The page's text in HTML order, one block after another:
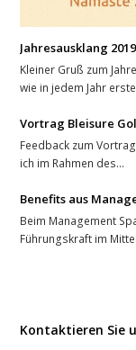
Jahresausklang 2019
Kleiner Gruß zum
wie in jedem Jahr
Vortrag Bleisure
Feedback zum
ich im Rahmen des…
Benefits aus
Beim Management
Führungskraft im
Kontaktieren Sie